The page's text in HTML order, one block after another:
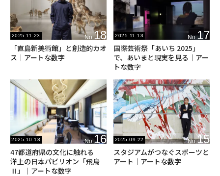
2025.11.23 No.18
「直島新美術館」と創造的カオ
ス｜アートな数字
2025.11.13 No.17
国際芸術祭「あいち 2025」
で、あいまと現実を見る｜アー
トな数字
2025.10.18 No.16
47都道府県の文化に触れる
洋上の日本パビリオン「飛鳥
Ⅲ」｜アートな数字
2025.09.22 No.15
スタジアムがつなぐスポーツと
アート｜アートな数字